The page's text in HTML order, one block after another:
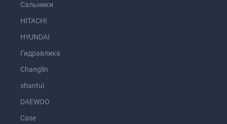
Сальники
HITACHI
HYUNDAI
Гидравлика
Changlin
shantui
DAEWOO
Case